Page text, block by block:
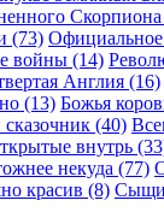
(73) Официальное
войны (14)
Англия (16)
(13) Божья
(40)
внутрь
некуда (77)
красив (8)